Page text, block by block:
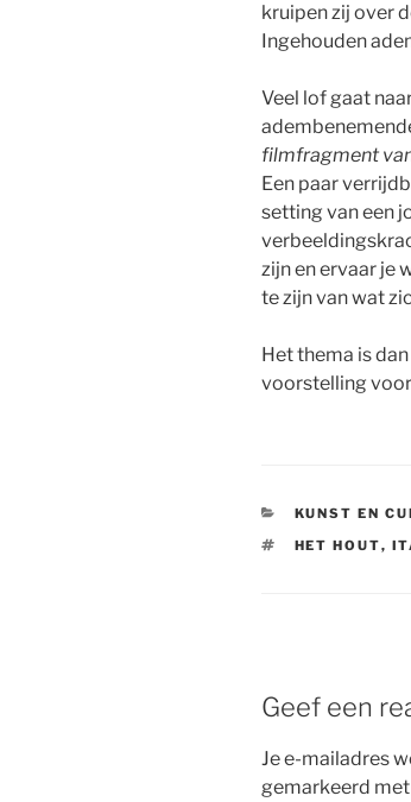
kruipen zij over
Ingehouden
Veel lof gaat
filmfragment
Een paar
setting van een
zijn en ervaar je
te zijn van wat
Het thema is
voorstelling
KUNST EN
TAGS
HET HOUT,
Geef een
Je e-mailadres
gemarkeerd met